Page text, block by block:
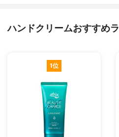
ハンドクリームおすすめ
1位